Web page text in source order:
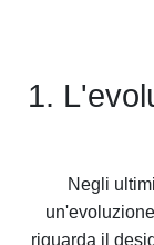
1.
Negli
riguarda il